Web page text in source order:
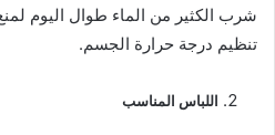
شرب الكثير من الماء طوال اليوم
تنظيم درجة حرارة الجسم.
اللباس المناسب